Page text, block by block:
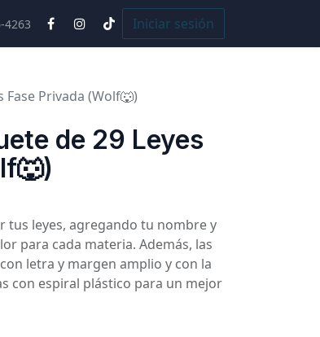
4263 Iniciar sesión
Fase Privada (Wolf🐺)
de 29 Leyes
tus leyes, agregando tu nombre y
para cada materia. Además, las
letra y margen amplio y con la
con espiral plástico para un mejor